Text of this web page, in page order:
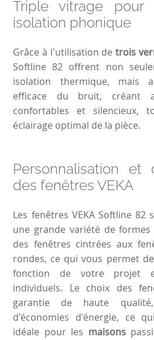
Triple vitrage pour
isolation phonique
Grâce à l'utilisation de trois
Softline 82 offrent non
isolation thermique, mais
efficace du bruit, créant
confortables et silencieux,
éclairage optimal de la pièce.
Personnalisation et
des fenêtres VEKA
Les fenêtres VEKA Softline 82
une grande variété de
des fenêtres cintrées aux
rondes, ce qui vous permet
fonction de votre projet
individuels. Le choix des
garantie de haute
d'économies d'énergie, ce
idéale pour les maisons